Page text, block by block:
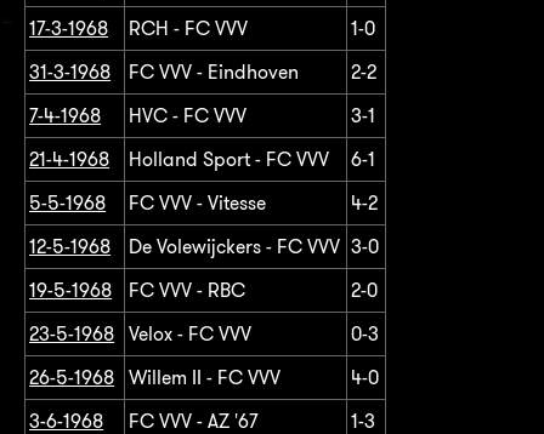
17-3-1968
RCH - FC VVV
1-0
31-3-1968
FC VVV - Eindhoven
2-2
7-4-1968
HVC - FC VVV
3-1
21-4-1968
Holland Sport - FC VVV
6-1
5-5-1968
FC VVV - Vitesse
4-2
12-5-1968
De Volewijckers - FC VVV 3-0
19-5-1968
FC VVV - RBC
2-0
23-5-1968
Velox - FC VVV
0-3
26-5-1968
Willem II - FC VVV
4-0
3-6-1968
FC VVV - AZ '67
1-3